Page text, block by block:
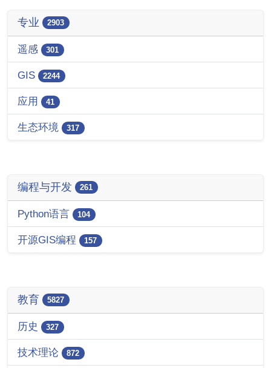
专业 2903
遥感 301
GIS 2244
应用 41
生态环境 317
编程与开发 261
Python语言 104
开源GIS编程 157
教育 5827
历史 327
技术理论 872